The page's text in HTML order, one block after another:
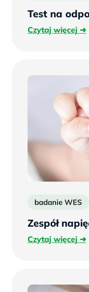
Test na
Czytaj więcej
badanie WES
Zespół
Czytaj więcej